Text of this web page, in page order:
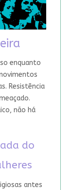
enquanto
Resistência
não há
do
antes